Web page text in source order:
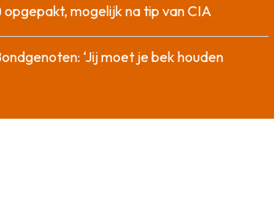
opgepakt, mogelijk na tip van CIA
‘Jij moet je bek houden